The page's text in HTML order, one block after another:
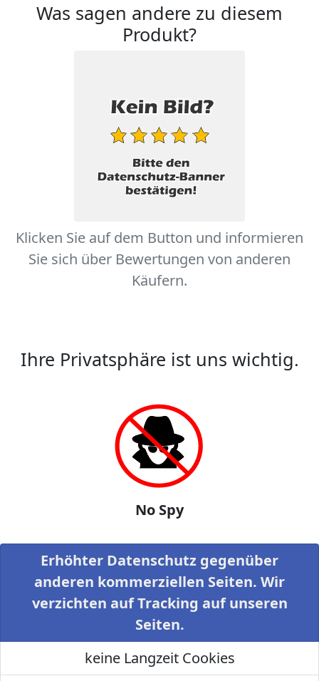
Was sagen andere zu diesem
Produkt?
Klicken Sie auf dem Button und informieren
Sie sich über Bewertungen von anderen
Käufern.
Ihre Privatsphäre ist uns wichtig.
No Spy
Erhöhter Datenschutz gegenüber
anderen kommerziellen Seiten. Wir
verzichten auf Tracking auf unseren
Seiten.
keine Langzeit Cookies